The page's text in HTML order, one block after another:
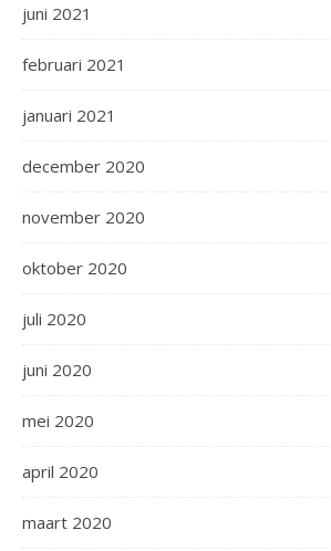
juni 2021
februari 2021
januari 2021
december 2020
november 2020
oktober 2020
juli 2020
juni 2020
mei 2020
april 2020
maart 2020